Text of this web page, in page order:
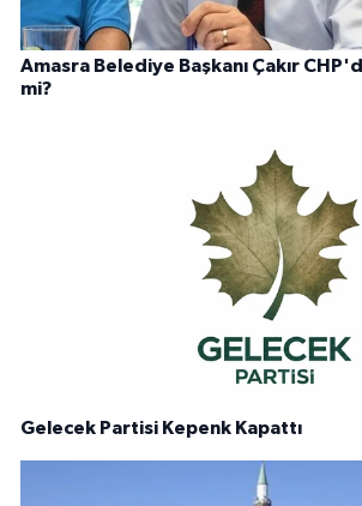
Amasra Belediye Başkanı Çakır
mi?
Gelecek Partisi Kepenk Kapattı